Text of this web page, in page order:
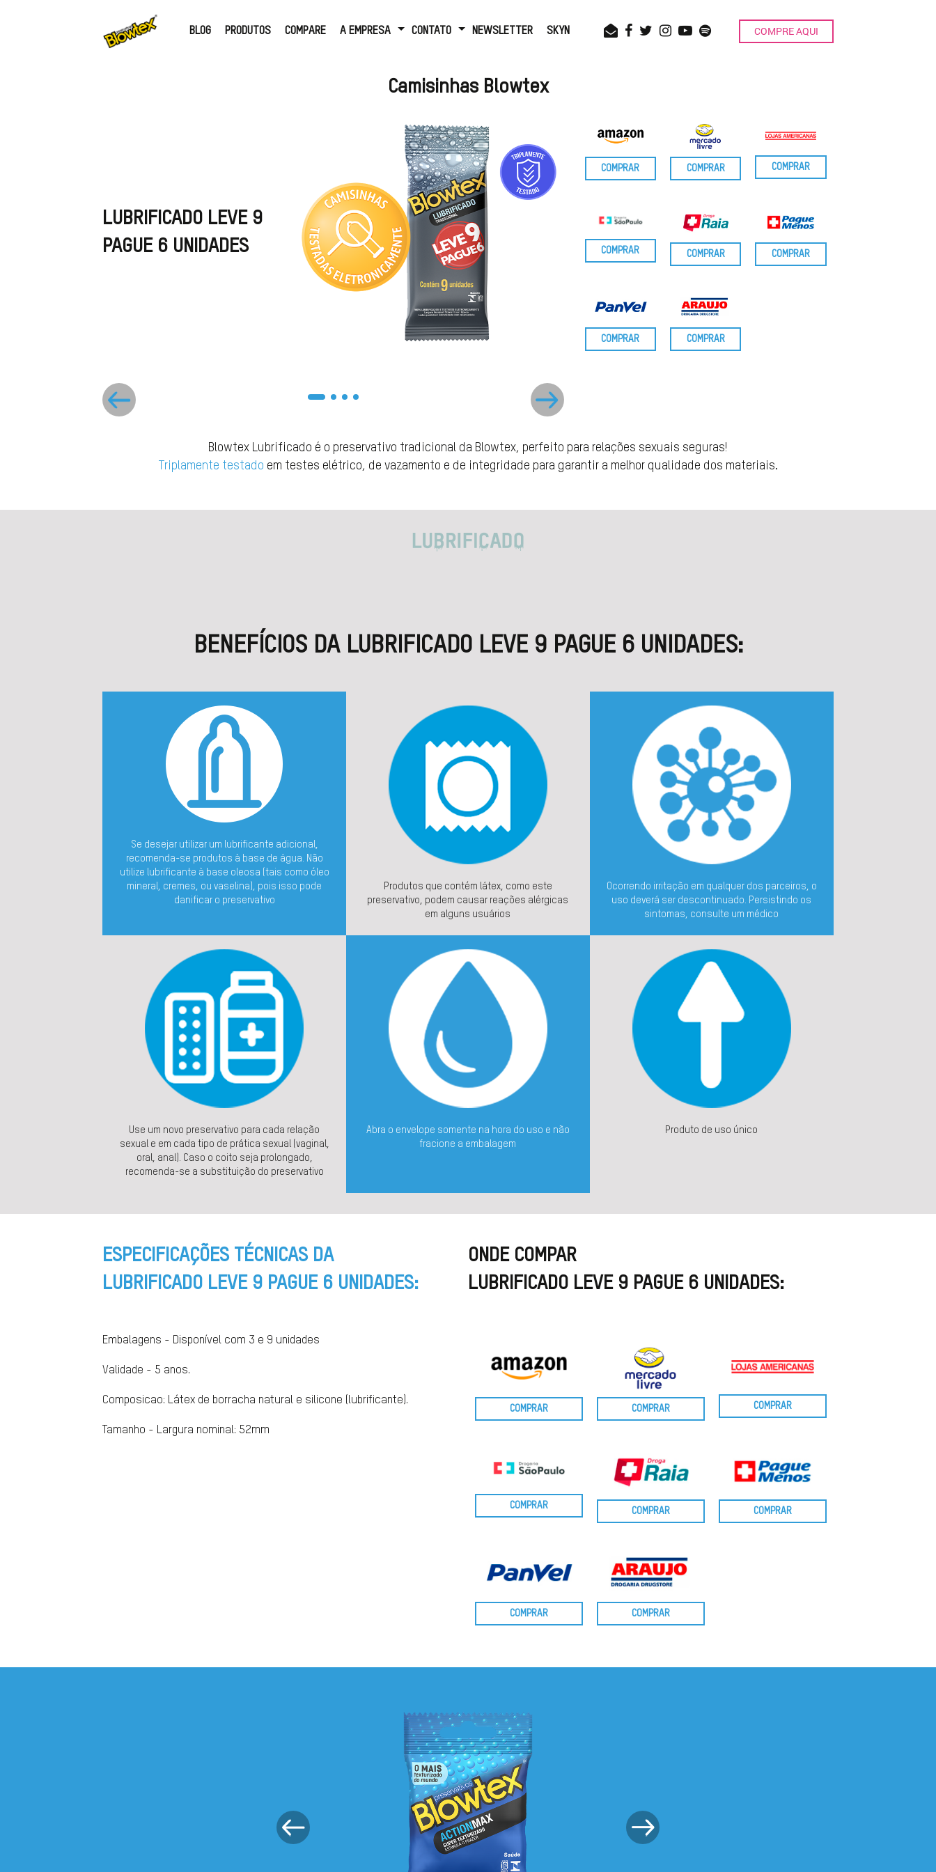
BLOG PRODUTOS COMPARE A EMPRESA CONTATO NEWSLETTER SKYN COMPRE AQUI
Camisinhas Blowtex
LUBRIFICADO LEVE 9
PAGUE 6 UNIDADES
LUBRIFICADO LEVE 9
PAGUE 6 UNIDADES
COMPRAR COMPRAR COMPRAR
COMPRAR COMPRAR COMPRAR
COMPRAR COMPRAR
Blowtex Lubrificado é o preservativo tradicional da Blowtex, perfeito para relações sexuais seguras!
Triplamente testado em testes elétrico, de vazamento e de integridade para garantir a melhor qualidade dos materiais.
BENEFÍCIOS DA LUBRIFICADO LEVE 9 PAGUE 6 UNIDADES:
Se desejar utilizar um lubrificante adicional,
recomenda-se produtos à base de água. Não
utilize lubrificante à base oleosa (tais como óleo
mineral, cremes, ou vaselina), pois isso pode
danificar o preservativo
Produtos que contém látex, como este
preservativo, podem causar reações alérgicas
em alguns usuários
Ocorrendo irritação em qualquer dos parceiros, o
uso deverá ser descontinuado. Persistindo os
sintomas, consulte um médico
Use um novo preservativo para cada relação
sexual e em cada tipo de prática sexual (vaginal,
oral, anal). Caso o coito seja prolongado,
recomenda-se a substituição do preservativo
Abra o envelope somente na hora do uso e não
fracione a embalagem
Produto de uso único
ESPECIFICAÇÕES TÉCNICAS DA
LUBRIFICADO LEVE 9 PAGUE 6 UNIDADES:
Embalagens - Disponível com 3 e 9 unidades
Validade - 5 anos.
Composicao: Látex de borracha natural e silicone (lubrificante).
Tamanho - Largura nominal: 52mm
ONDE COMPAR
LUBRIFICADO LEVE 9 PAGUE 6 UNIDADES:
COMPRAR COMPRAR COMPRAR
COMPRAR
COMPRAR COMPRAR
COMPRAR COMPRAR